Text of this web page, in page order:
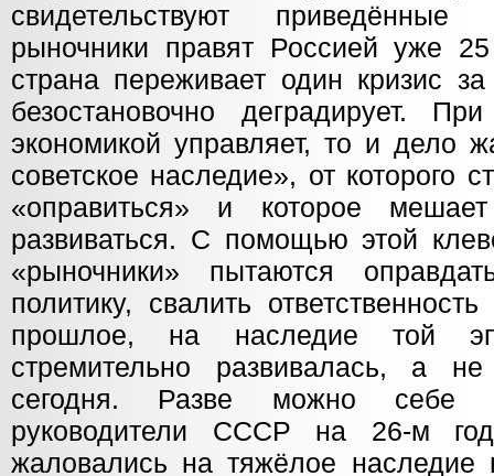
свидетельствуют
рыночники правят Россией уже
страна переживает один кризис
безостановочно деградирует.
экономикой управляет, то и дело
советское наследие», от которого
«оправиться» и которое
развиваться. С помощью этой
«рыночники» пытаются
политику, свалить
прошлое, на наследие той
стремительно развивалась, а
сегодня. Разве можно себе
руководители СССР на 26-м
жаловались на тяжёлое наследие